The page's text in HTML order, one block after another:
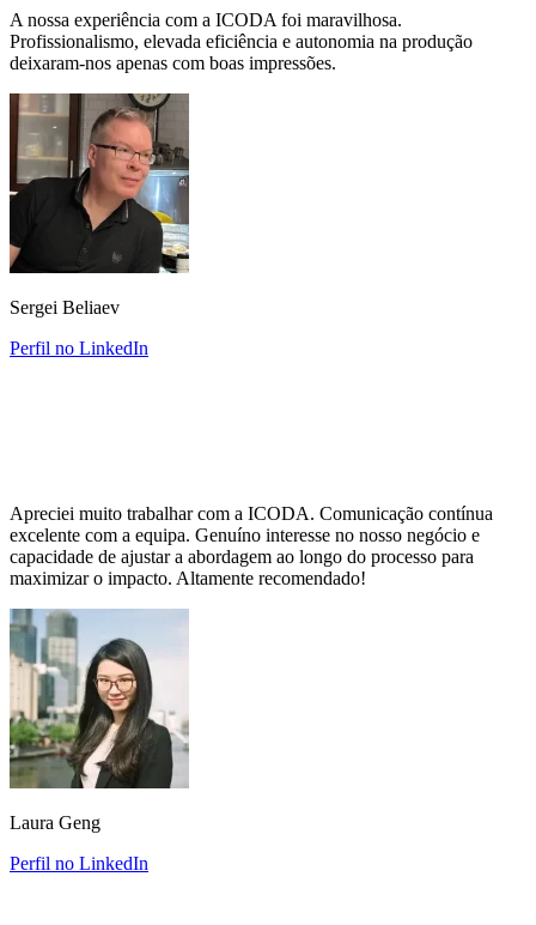
A nossa experiência com a ICODA foi maravilhosa.
Profissionalismo, elevada eficiência e autonomia na produção
deixaram-nos apenas com boas impressões.
Sergei Beliaev
Perfil no LinkedIn
Apreciei muito trabalhar com a ICODA. Comunicação contínua
excelente com a equipa. Genuíno interesse no nosso negócio e
capacidade de ajustar a abordagem ao longo do processo para
maximizar o impacto. Altamente recomendado!
Laura Geng
Perfil no LinkedIn